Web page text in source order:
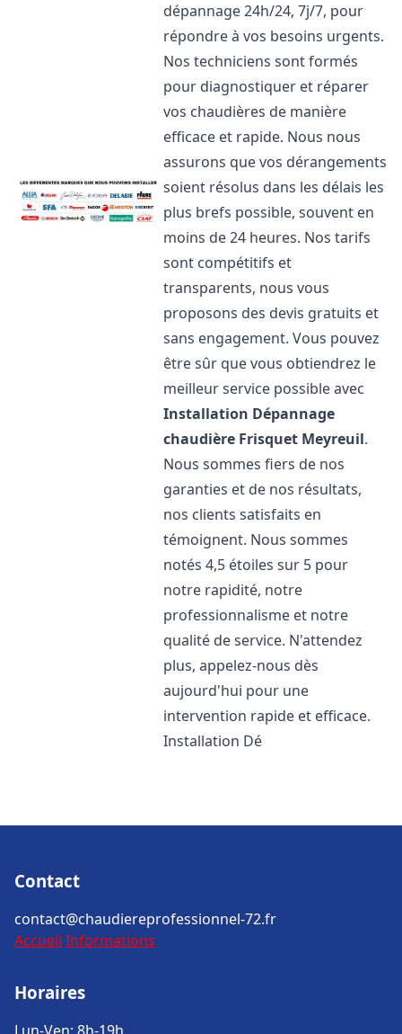
dépannage 24h/24, 7j/7, pour
répondre à vos besoins urgents.
Nos techniciens sont formés
pour diagnostiquer et réparer
vos chaudières de manière
efficace et rapide. Nous nous
assurons que vos dérangements
soient résolus dans les délais les
plus brefs possible, souvent en
moins de 24 heures. Nos tarifs
sont compétitifs et
transparents, nous vous
proposons des devis gratuits et
sans engagement. Vous pouvez
être sûr que vous obtiendrez le
meilleur service possible avec
Installation Dépannage
chaudière Frisquet Meyreuil.
Nous sommes fiers de nos
garanties et de nos résultats,
nos clients satisfaits en
témoignent. Nous sommes
notés 4,5 étoiles sur 5 pour
notre rapidité, notre
professionnalisme et notre
qualité de service. N'attendez
plus, appelez-nous dès
aujourd'hui pour une
intervention rapide et efficace.
Installation Dé
Contact
contact@chaudiereprofessionnel-72.fr
Accueil Informations
Horaires